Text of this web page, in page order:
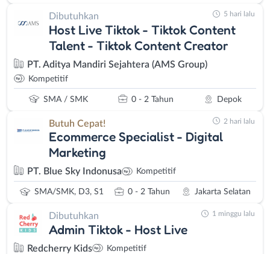
Dibutuhkan
Host Live Tiktok - Tiktok Content
Talent - Tiktok Content Creator
PT. Aditya Mandiri Sejahtera (AMS Group)
Kompetitif
SMA / SMK 0 - 2 Tahun Depok
5 hari lalu
Butuh Cepat!
Ecommerce Specialist - Digital
Marketing
PT. Blue Sky Indonusa Kompetitif
SMA/SMK, D3, S1 0 - 2 Tahun Jakarta Selatan
2 hari lalu
Dibutuhkan
Admin Tiktok - Host Live
Redcherry Kids Kompetitif
1 minggu lalu